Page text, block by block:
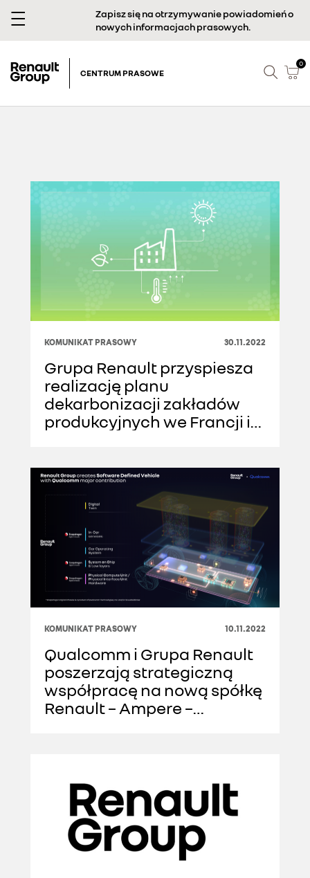
Zapisz się na otrzymywanie powiadomień o
nowych informacjach prasowych.
CENTRUM PRASOWE
0
KOMUNIKAT PRASOWY 30.11.2022
Grupa Renault przyspiesza
realizację planu
dekarbonizacji zakładów
produkcyjnych we Francji i
trzema firmami
partnerskimi: Voltalia,
ENGIE i Dalkia
KOMUNIKAT PRASOWY 10.11.2022
Qualcomm i Grupa Renault
poszerzają strategiczną
współpracę na nową spółkę
Renault – Ampere –
oprogramowaniu